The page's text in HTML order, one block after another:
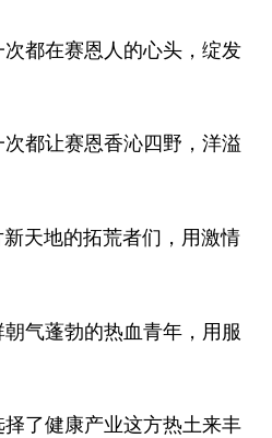
都在赛恩人的心头，绽发
都让赛恩香沁四野，洋溢
天地的拓荒者们，用激情
气蓬勃的热血青年，用服
了健康产业这方热土来丰